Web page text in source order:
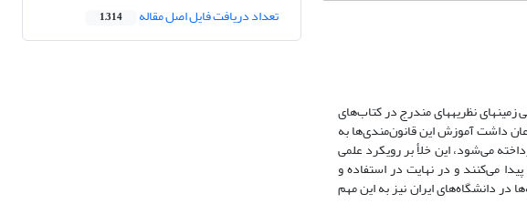
زمینه­ای نظریه­های مندرج در کتاب‌های
داشت آموزش این قانون‌مندی‌ها به
می‌شود، این خلأ بر رویکرد علمی
پیدا می‌کنند و در نهایت در استفاده و
در دانشگاه‌های ایران نیز به این مهم
تعداد دریافت فایل اصل مقاله 1,314